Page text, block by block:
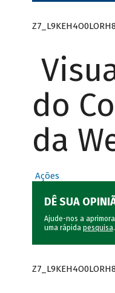
do
da
Ações
DÊ SUA
Ajude-nos a
uma rápida pesquisa.